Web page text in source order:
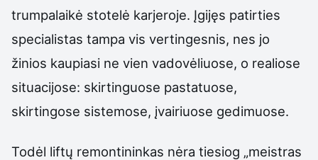
trumpalaikė stotelė karjeroje. Įgijęs patirties
specialistas tampa vis vertingesnis, nes jo
žinios kaupiasi ne vien vadovėliuose, o realiose
situacijose: skirtinguose pastatuose,
skirtingose sistemose, įvairiuose gedimuose.
Todėl liftų remontininkas nėra tiesiog „meistras